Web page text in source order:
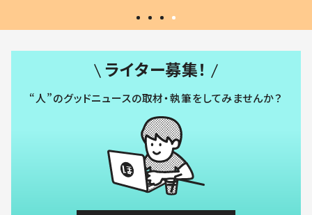
ライター募集！
“人”のグッドニュースの取材・執筆をしてみませんか？